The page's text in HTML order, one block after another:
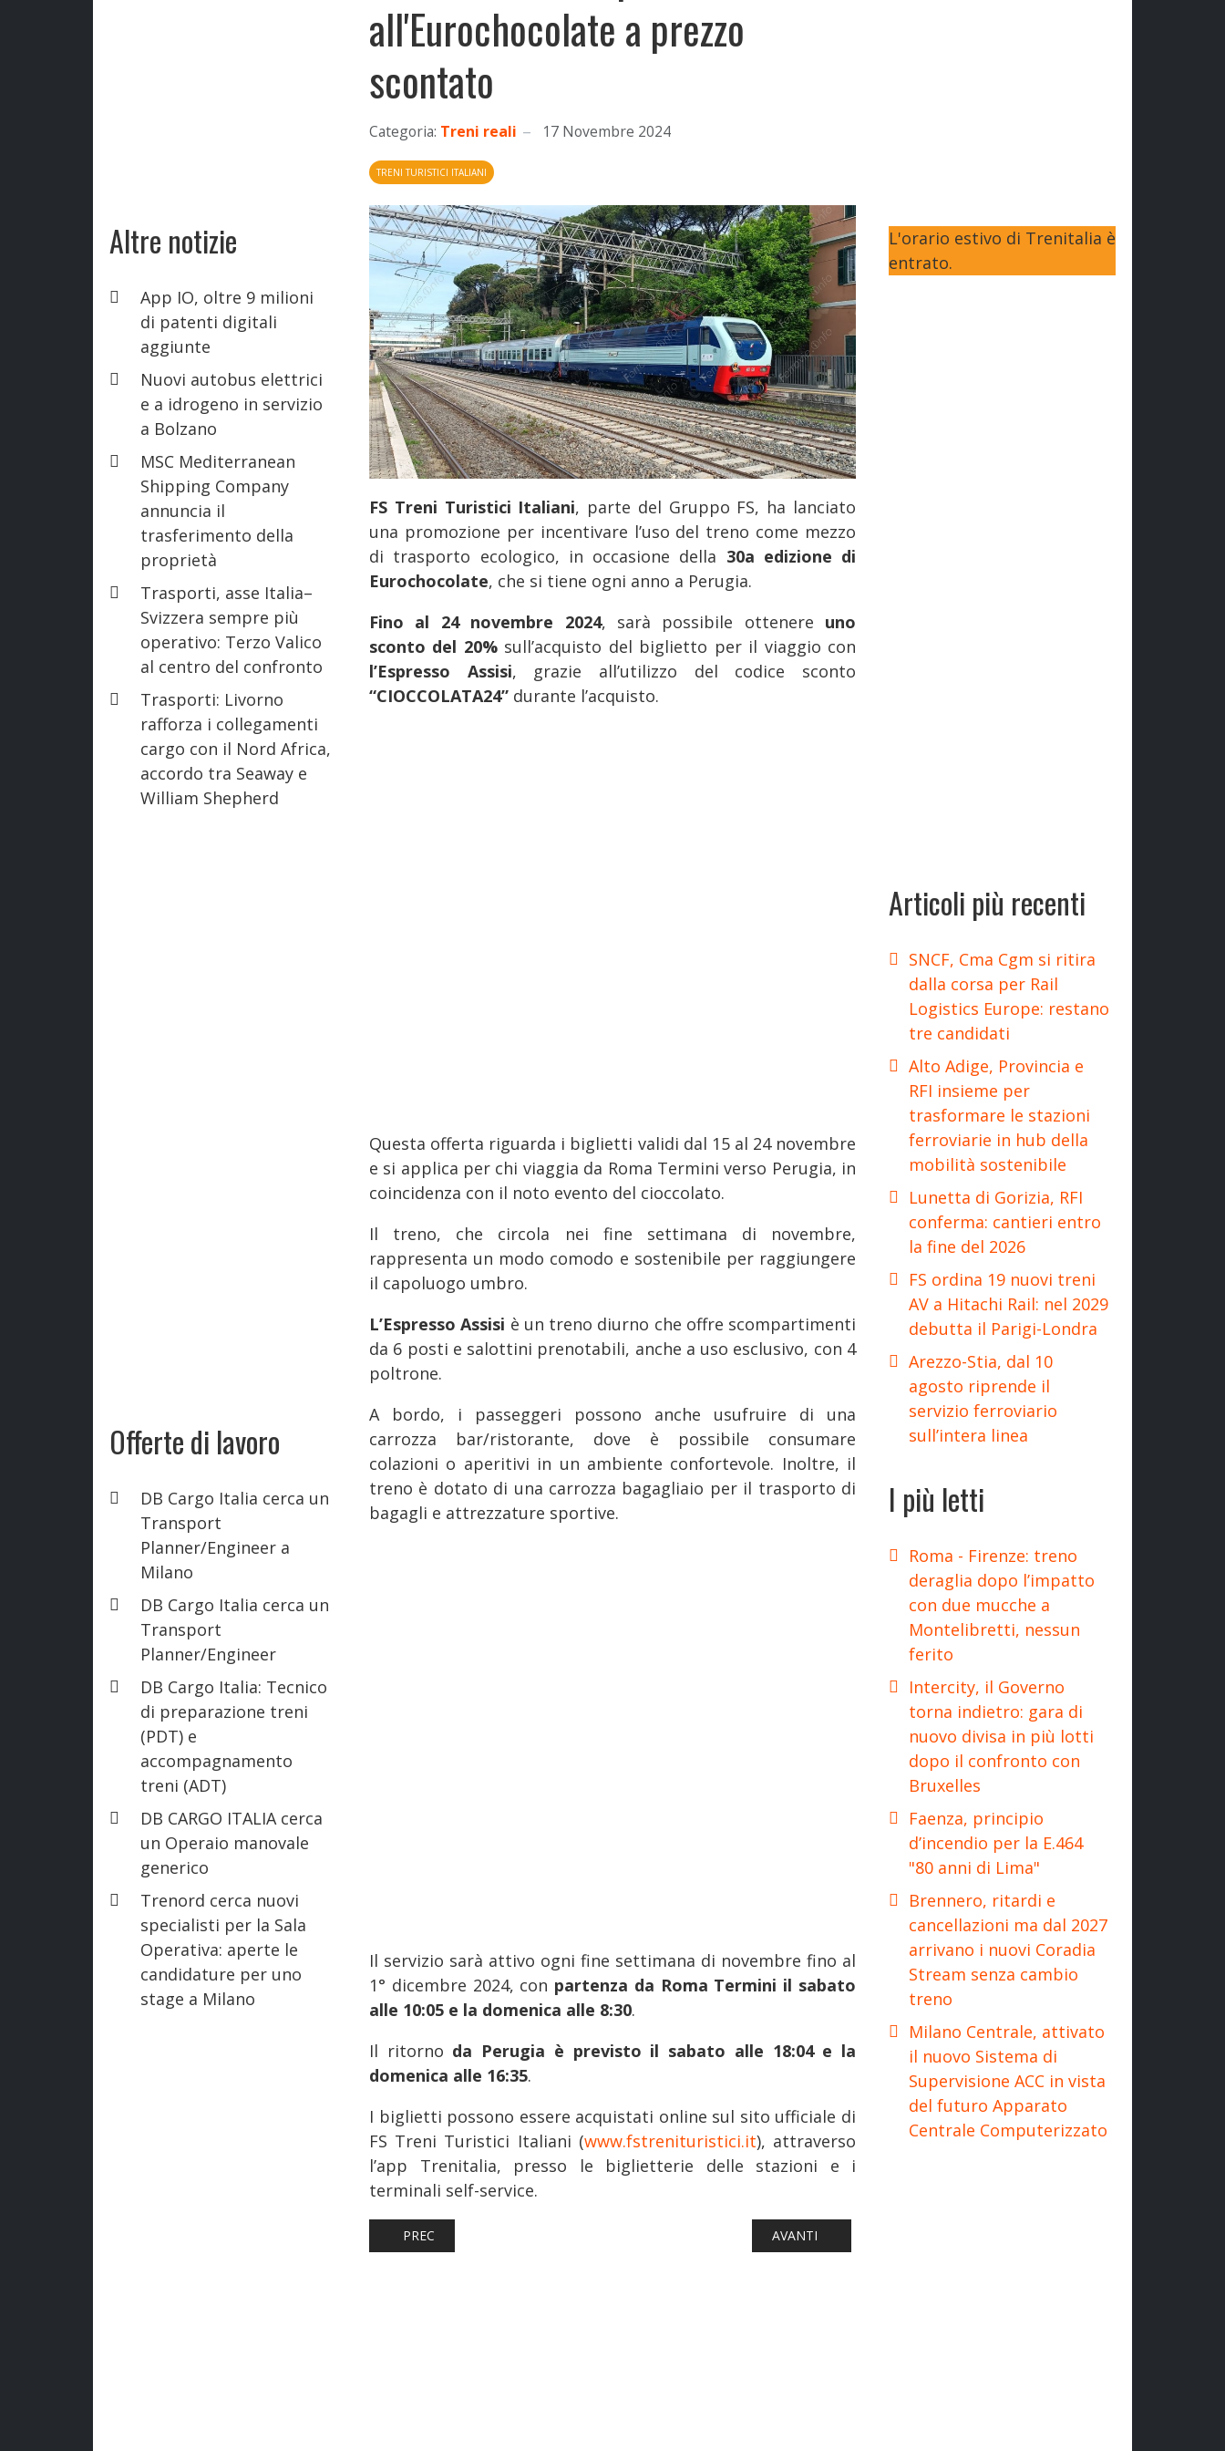
Altre notizie
App IO, oltre 9 milioni
di patenti digitali
aggiunte
Nuovi autobus elettrici
e a idrogeno in servizio
a Bolzano
MSC Mediterranean
Shipping Company
annuncia il
trasferimento della
proprietà
Trasporti, asse Italia–
Svizzera sempre più
operativo: Terzo Valico
al centro del confronto
Trasporti: Livorno
rafforza i collegamenti
cargo con il Nord Africa,
accordo tra Seaway e
William Shepherd
Offerte di lavoro
DB Cargo Italia cerca un
Transport
Planner/Engineer a
Milano
DB Cargo Italia cerca un
Transport
Planner/Engineer
DB Cargo Italia: Tecnico
di preparazione treni
(PDT) e
accompagnamento
treni (ADT)
DB CARGO ITALIA cerca
un Operaio manovale
generico
Trenord cerca nuovi
specialisti per la Sala
Operativa: aperte le
candidature per uno
stage a Milano
all'Eurochocolate a prezzo
scontato
Categoria: Treni reali 17 Novembre 2024
TRENI TURISTICI ITALIANI
FS Treni Turistici Italiani, parte del Gruppo FS, ha lanciato
una promozione per incentivare l’uso del treno come mezzo
di trasporto ecologico, in occasione della 30a edizione di
Eurochocolate, che si tiene ogni anno a Perugia.
Fino al 24 novembre 2024, sarà possibile ottenere uno
sconto del 20% sull’acquisto del biglietto per il viaggio con
l’Espresso Assisi, grazie all’utilizzo del codice sconto
“CIOCCOLATA24” durante l’acquisto.
Questa offerta riguarda i biglietti validi dal 15 al 24 novembre
e si applica per chi viaggia da Roma Termini verso Perugia, in
coincidenza con il noto evento del cioccolato.
Il treno, che circola nei fine settimana di novembre,
rappresenta un modo comodo e sostenibile per raggiungere
il capoluogo umbro.
L’Espresso Assisi è un treno diurno che offre scompartimenti
da 6 posti e salottini prenotabili, anche a uso esclusivo, con 4
poltrone.
A bordo, i passeggeri possono anche usufruire di una
carrozza bar/ristorante, dove è possibile consumare
colazioni o aperitivi in un ambiente confortevole. Inoltre, il
treno è dotato di una carrozza bagagliaio per il trasporto di
bagagli e attrezzature sportive.
Il servizio sarà attivo ogni fine settimana di novembre fino al
1° dicembre 2024, con partenza da Roma Termini il sabato
alle 10:05 e la domenica alle 8:30.
Il ritorno da Perugia è previsto il sabato alle 18:04 e la
domenica alle 16:35.
I biglietti possono essere acquistati online sul sito ufficiale di
FS Treni Turistici Italiani (www.fstrenituristici.it), attraverso
l’app Trenitalia, presso le biglietterie delle stazioni e i
terminali self-service.
ARTICOLO PRECEDENTE: FERROVIE: TORNANO A BRINDISI LE CARROZZE DEL "DOLCE VITA" [VIDEO]
PREC ARTICOLO SUCCESSIVO: FERROVIE: DI COSA SI È PARLATO QUESTA
AVANTI
L'orario estivo di Trenitalia è
entrato.
Articoli più recenti
SNCF, Cma Cgm si ritira
dalla corsa per Rail
Logistics Europe: restano
tre candidati
Alto Adige, Provincia e
RFI insieme per
trasformare le stazioni
ferroviarie in hub della
mobilità sostenibile
Lunetta di Gorizia, RFI
conferma: cantieri entro
la fine del 2026
FS ordina 19 nuovi treni
AV a Hitachi Rail: nel 2029
debutta il Parigi-Londra
Arezzo-Stia, dal 10
agosto riprende il
servizio ferroviario
sull’intera linea
I più letti
Roma - Firenze: treno
deraglia dopo l’impatto
con due mucche a
Montelibretti, nessun
ferito
Intercity, il Governo
torna indietro: gara di
nuovo divisa in più lotti
dopo il confronto con
Bruxelles
Faenza, principio
d’incendio per la E.464
"80 anni di Lima"
Brennero, ritardi e
cancellazioni ma dal 2027
arrivano i nuovi Coradia
Stream senza cambio
treno
Milano Centrale, attivato
il nuovo Sistema di
Supervisione ACC in vista
del futuro Apparato
Centrale Computerizzato